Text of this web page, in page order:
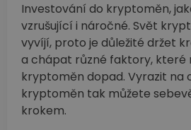
Investování do kryptoměn,
vzrušující i náročné. Svět
vyvíjí, proto je důležité držet
a chápat různé faktory, které
kryptoměn dopad. Vyrazit na
kryptoměn tak můžete
krokem.